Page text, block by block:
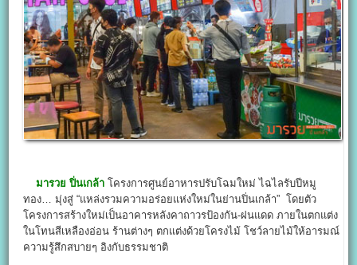
มารวย ปิ่นเกล้า โครงการศูนย์อาหารปรับโฉมใหม่ ไฉไลรับปีหมู
ทอง… มุ่งสู่ “แหล่งรวมความอร่อยแห่งใหม่ในย่านปิ่นเกล้า” โดยตัว
โครงการสร้างใหม่เป็นอาคารหลังคาถาวรป้องกัน-ฝนแดด ภายในตกแต่ง
ในโทนสีเหลืองอ่อน ร้านต่างๆ ตกแต่งด้วยโครงไม้ โชว์ลายไม้ให้อารมณ์
ความรู้สึกสบายๆ อิงกับธรรมชาติ